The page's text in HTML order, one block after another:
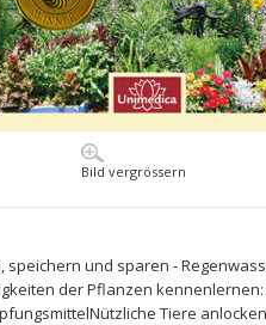
Bild vergrössern
und sparen -
der Pflanzen kennenlernen:
Tiere